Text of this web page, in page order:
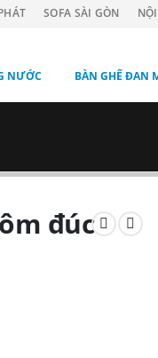
SOFA SÀI GÒN
NƯỚC BÀN GHẾ ĐAN
đúc